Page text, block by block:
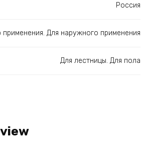
Россия
применения. Для наружного применения
Для лестницы. Для пола